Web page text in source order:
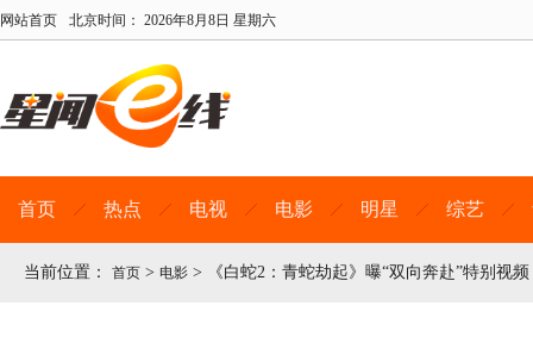
网站首页 北京时间： 2026年8月8日 星期六
首页 热点 电视 电影 明星 综艺
当前位置： 首页 > 电影 > 《白蛇2：青蛇劫起》曝“双向奔赴”特别视